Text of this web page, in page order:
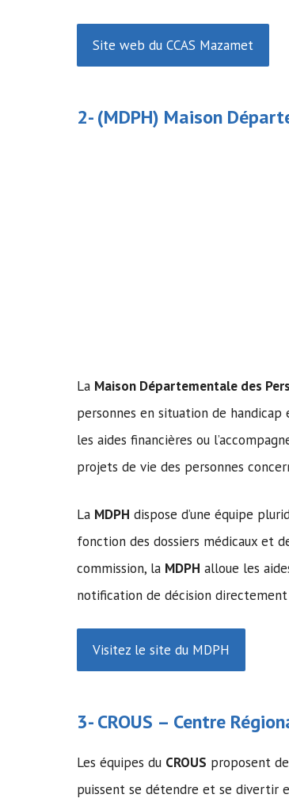
Site web du CCAS Mazamet
2- (MDPH) Maison
La Maison Départementale des
personnes en situation de
les aides financières ou
projets de vie des personnes
La MDPH dispose d’une équipe
fonction des dossiers médicaux et
commission, la MDPH alloue les
notification de décision directement
Visitez le site du MDPH
3-CROUS – Centre
Les équipes du CROUS proposent
puissent se détendre et se divertir